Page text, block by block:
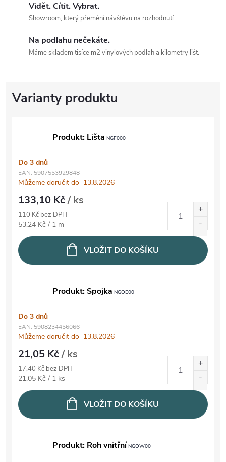
Vidět. Cítit. Vybrat.
Showroom, který přemění návštěvu na rozhodnutí.
Na podlahu nečekáte.
Máme skladem tisíce m2 vinylových podlah a kilometry lišt.
Produkt: Lišta NGF000
Do 3 dnů
EAN: 5907553929848
Můžeme doručit do 13.8.2026
133,10 Kč/ ks
110 Kč bez DPH
Měrná cena:
53,24 Kč / 1 m
VLOŽIT DO KOŠÍKU
Produkt: Spojka NGOE00
Do 3 dnů
EAN: 5908234456066
Můžeme doručit do 13.8.2026
21,05 Kč/ ks
17,40 Kč bez DPH
Měrná cena:
21,05 Kč / 1 ks
VLOŽIT DO KOŠÍKU
Produkt: Roh vnitřní NGOW00